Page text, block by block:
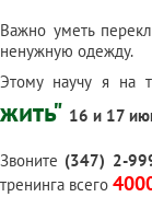
Важно уметь
ненужную одежду.
Этому научу я на
жить" 16 и 17
Звоните (347) 2-
тренинга всего